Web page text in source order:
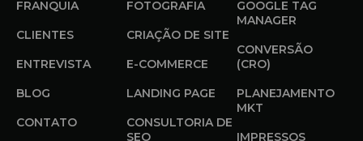
FRANQUIA
CLIENTES
ENTREVISTA
BLOG
CONTATO
FOTOGRAFIA
CRIAÇÃO DE SITE
E-COMMERCE
LANDING PAGE
CONSULTORIA DE
SEO
GOOGLE TAG
MANAGER
CONVERSÃO
(CRO)
PLANEJAMENTO
MKT
IMPRESSOS